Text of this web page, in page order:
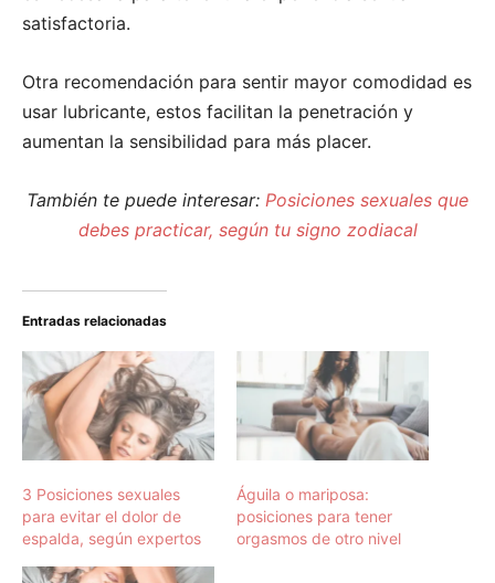
satisfactoria.
Otra recomendación para sentir mayor comodidad es
usar lubricante, estos facilitan la penetración y
aumentan la sensibilidad para más placer.
También te puede interesar: Posiciones sexuales que
debes practicar, según tu signo zodiacal
Entradas relacionadas
3 Posiciones sexuales
para evitar el dolor de
espalda, según expertos
Águila o mariposa:
posiciones para tener
orgasmos de otro nivel